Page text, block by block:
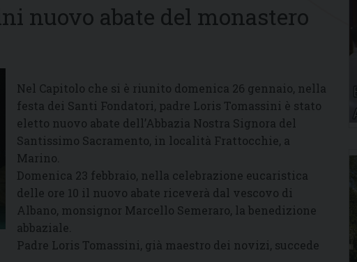
nuovo abate del monastero
Nel Capitolo che si è riunito domenica 26 gennaio, nella
festa dei Santi Fondatori, padre Loris Tomassini è stato
eletto nuovo abate dell’Abbazia Nostra Signora del
Santissimo Sacramento, in località Frattocchie, a
Marino.
Domenica 23 febbraio, nella celebrazione eucaristica
delle ore 10 il nuovo abate riceverà dal vescovo di
Albano, monsignor Marcello Semeraro, la benedizione
abbaziale.
Padre Loris Tomassini, già maestro dei novizi, succede